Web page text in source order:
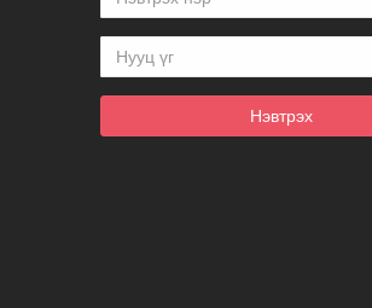
Нэвтрэх